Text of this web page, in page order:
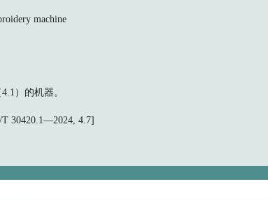
machine
）的机器。
30420.1—2024, 4.7]